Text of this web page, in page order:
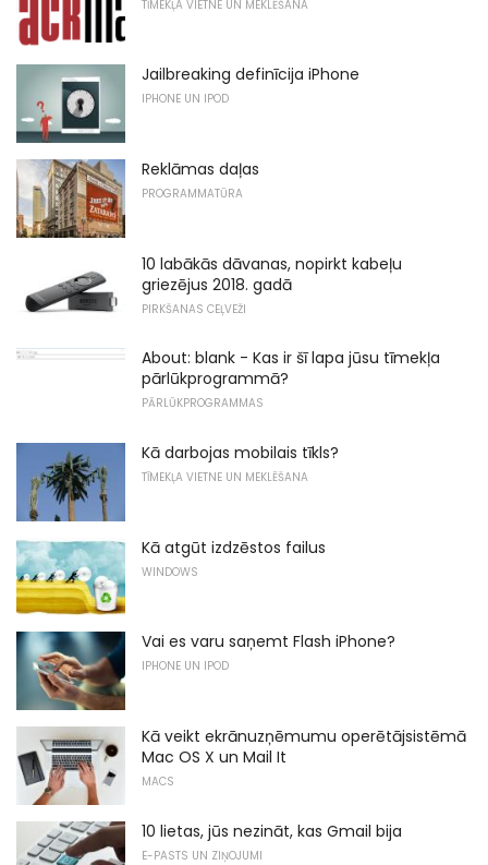
TĪMEKĻA VIETNE UN MEKLĒŠANA
Jailbreaking definīcija iPhone
IPHONE UN IPOD
Reklāmas daļas
PROGRAMMATŪRA
10 labākās dāvanas, nopirkt kabeļu
griezējus 2018. gadā
PIRKŠANAS CEĻVEŽI
About: blank - Kas ir šī lapa jūsu tīmekļa
pārlūkprogrammā?
PĀRLŪKPROGRAMMAS
Kā darbojas mobilais tīkls?
TĪMEKĻA VIETNE UN MEKLĒŠANA
Kā atgūt izdzēstos failus
WINDOWS
Vai es varu saņemt Flash iPhone?
IPHONE UN IPOD
Kā veikt ekrānuzņēmumu operētājsistēmā
Mac OS X un Mail It
MACS
10 lietas, jūs nezināt, kas Gmail bija
E-PASTS UN ZIŅOJUMI